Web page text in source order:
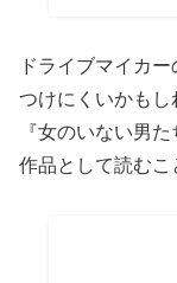
ドライブマイカ
つけにくいかもし
『女のいない男
作品として読むこ